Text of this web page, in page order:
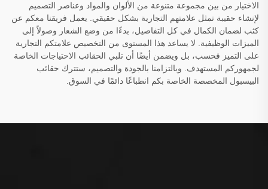
الاختيار من بين مجموعة متنوعة من الألوان والمواد وعناصر التصميم
لإنشاء حقيبة تمثل علامتهم التجارية بشكل حقيقي. يعمل فريقنا معكم عن
كثب لضمان الكمال في كل التفاصيل، بدءًا من وضع الشعار وصولاً إلى
الميزات الوظيفية. لا يساعد هذا المستوى من التخصيص علامتكم التجارية
على التميز فحسب، بل ويضمن أيضًا أن تلبي الحقائب الاحتياجات الخاصة
لجمهوركم المستهدف. وبالتزامنا بالجودة والتصميم، ستترك حقائب
البيسبول المخصصة الخاصة بكم انطباعًا دائمًا في السوق.